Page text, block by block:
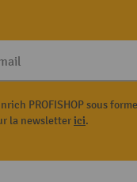
PROFISHOP sous
la newsletterici.